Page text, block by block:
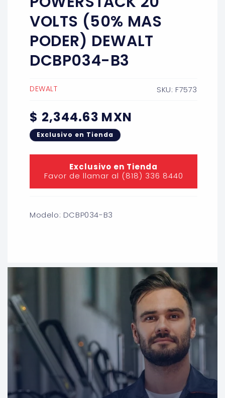
VOLTS (50% MAS
PODER) DEWALT
DCBP034-B3
DEWALT SKU: F7573
Precio
habitual
$ 2,344.63 MXN
Exclusivo en Tienda
Exclusivo en Tienda
Favor de llamar al (818) 336 8440
Modelo: DCBP034-B3